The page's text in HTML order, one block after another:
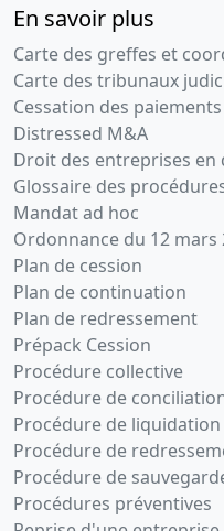
En savoir plus
Carte des greffes et
Carte des tribunaux
Cessation des
Distressed M&A
Droit des entreprises en
Glossaire des
Mandat ad hoc
Ordonnance du 12 mars
Plan de cession
Plan de continuation
Plan de redressement
Prépack Cession
Procédure collective
Procédure de
Procédure de
Procédure de
Procédure de
Procédures préventives